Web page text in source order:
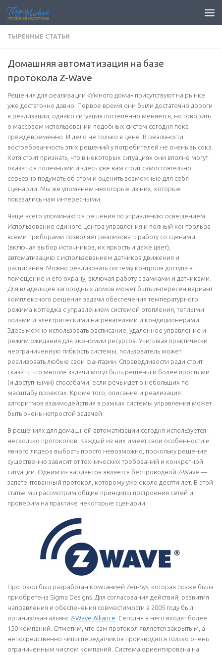
Перейти к содержимому
ТЫРЕННЫЕ СТАТЬИ
Домашняя автоматизация на базе
протокола Z-Wave
Решения для реализации «Умного дома» присутствуют на рынке
уже достаточно давно. Первое время они были достаточно дороги
в реализации, однако ситуация постепенно меняется, но говорить
о массовом использовании подобных систем сегодня пока
преждевременно. И дело не только в цене. В реальности
востребованность этих решений у потребителей не очень высока.
Хотя стоит признать, что в некоторых ситуациях они вполне могут
оказаться полезными и здесь уже вам стоит самостоятельно
серьезно подумать об этом и оценить возможные для себя
сценарии . Мы же упомянем некоторые из них, которые
показались нам интересными.
Чаще всего упоминаются решения по управлению освещением.
Использование единого центра управления и полный контроль за
всеми приборами позволяет реализовать работу со сценами
(включая выбор источников, их яркость и даже цвет),
автоматизацию с использованием датчиков движения и
расписания. Можно реализовать систему контроля доступа в
помещение и его охрану, включая работу с замками и датчиками.
Для владельцев загородных домов может быть интересен вариант
комплексного решения задачи обеспечения температурного
режима коттеджа с управлением системой отопления, теплыми
полами и электрическими нагревателями и кондиционерами.
Здесь можно использовать расписание, удаленное управление и
режим ожидания для экономии ресурсов. Учитывая практически
неограниченную гибкость системы, пользователь может
реализовать любые свои фантазии. Справедливости ради стоит
сказать, что многие задачи могут быть решены и более простыми
(и доступными) способами, если речь идет о небольших по
масштабу проектах. Кроме того, описание и реализация
алгоритмов взаимодействия в рамках системы управления может
быть очень непростой задачей.
В решениях для домашней автоматизации сегодня используется
несколько протоколов. Каждый из них имеет свои особенности и
явного лидера выбрать просто невозможно, поскольку решение
существенно зависит от технических требований и конкретной
ситуации. Одним из вариантов является беспроводной Z-Wave —
запатентованный протокол, которому уже около десяти лет. В этой
статье мы рассмотрим общие принципы построения сетей и
проверим на практике некоторые сценарии.
Протокол был разработан компанией Zen-Sys, которая позже была
приобретена Sigma Designs. Для согласования действий, развития
направления и обеспечения совместимости в 2005 году был
организован альянс Z-Wave Alliance . Сегодня в него входят более
150 компаний. Отметим, что сам протокол является закрытым, а
непосредственно чипы передатчиков производятся только очень
ограниченным числом компаний. Система ориентирована на